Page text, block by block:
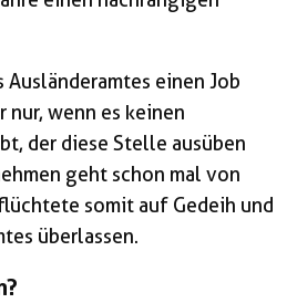
Ausländeramtes einen Job
nur, wenn es keinen
der diese Stelle ausüben
geht schon mal von
somit auf Gedeih und
überlassen.